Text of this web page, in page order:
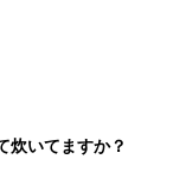
炊いてますか？